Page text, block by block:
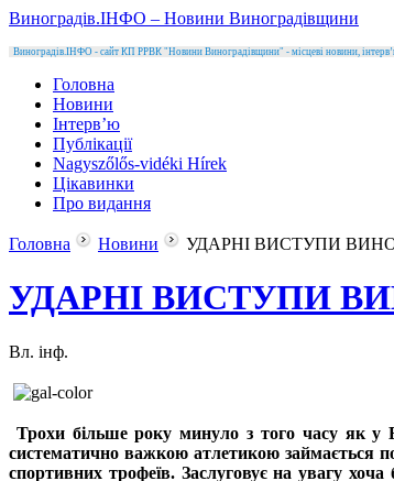
Виноградів.ІНФО – Новини Виноградівщини
Виноградів.ІНФО - сайт КП РРВК "Новини Виноградівщини" - місцеві новини,
Головна
Новини
Інтерв’ю
Публікації
Nagyszőlős-vidéki Hírek
Цікавинки
Про видання
Головна Новини УДАРНІ ВИСТУПИ
УДАРНІ ВИСТУПИ
Вл. інф.
Трохи більше року минуло з того часу як у
систематично важкою атлетикою займається
спортивних трофеїв. Заслуговує на увагу